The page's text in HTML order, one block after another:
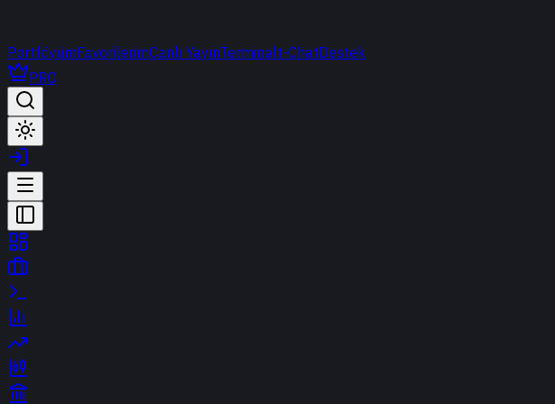
PortföyümFavorilerimCanlı YayınTerminalt-ChatDestek
PRO